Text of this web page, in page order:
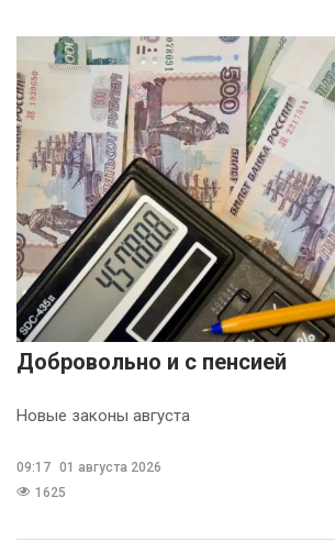
Добровольно и с пенсией
Новые законы августа
09:17 01 августа 2026
1625